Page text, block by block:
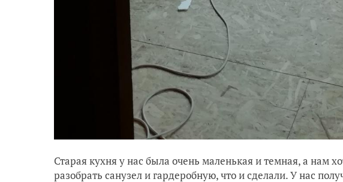
Старая кухня у нас была очень маленькая и темная, а нам
разобрать санузел и гардеробную, что и сделали. У нас